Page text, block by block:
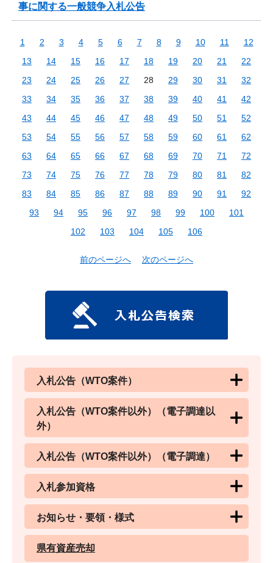
事に関する一般競争入札公告
1 2 3 4 5 6 7 8 9 10 11
12
13
14 15 16 17 18 19 20 21
22
23
24 25 26 27 28 29 30 31
32
33
34 35 36 37 38 39 40 41
42
43
44 45 46 47 48 49 50 51
52
53
54 55 56 57 58 59 60 61
62
63
64 65 66 67 68 69 70 71
72
73
74 75 76 77 78 79 80 81
82
83
84 85 86 87 88 89 90 91
92
93
94 95 96 97 98 99 100
101
102
103 104 105 106
前のページへ 次のページへ
入札公告（WTO案件）
入札公告（WTO案件以外）（電子調達以
外）
入札公告（WTO案件以外）（電子調達）
入札参加資格
お知らせ・要領・様式
県有資産売却